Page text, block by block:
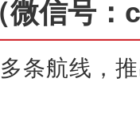
微信号
条航线，